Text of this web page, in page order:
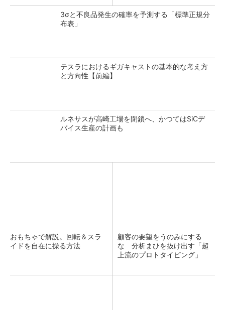
3σと不良品発生の確率を予測する「標準正規分
布表」
テスラにおけるギガキャストの基本的な考え方
と方向性【前編】
ルネサスが高崎工場を閉鎖へ、かつてはSiCデ
バイス生産の計画も
おもちゃで解説。回転＆スラ
イドを自在に操る方法
顧客の要望をうのみにする
な 分析まひを抜け出す「超
上流のプロトタイピング」